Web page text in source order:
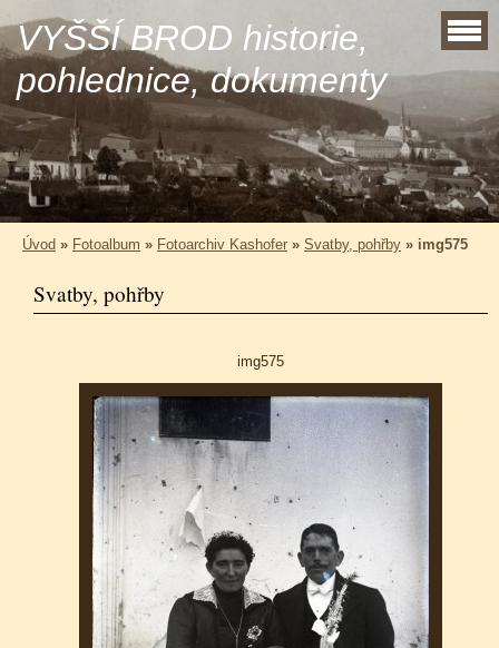
VYŠŠÍ BROD historie,
pohlednice, dokumenty
Úvod » Fotoalbum » Fotoarchiv Kashofer » Svatby, pohřby » img575
Svatby, pohřby
img575